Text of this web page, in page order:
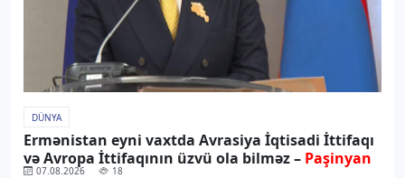
DÜNYA
Ermənistan eyni vaxtda Avrasiya İqtisadi İttifaqı
və Avropa İttifaqının üzvü ola bilməz – Paşinyan
07.08.2026 18